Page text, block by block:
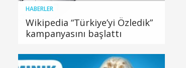
HABERLER
Wikipedia “Türkiye’yi Özledik”
kampanyasını başlattı